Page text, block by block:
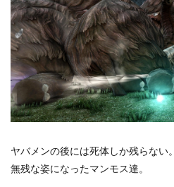
ヤバメンの後には死体しか残らない。
無残な姿になったマンモス達。